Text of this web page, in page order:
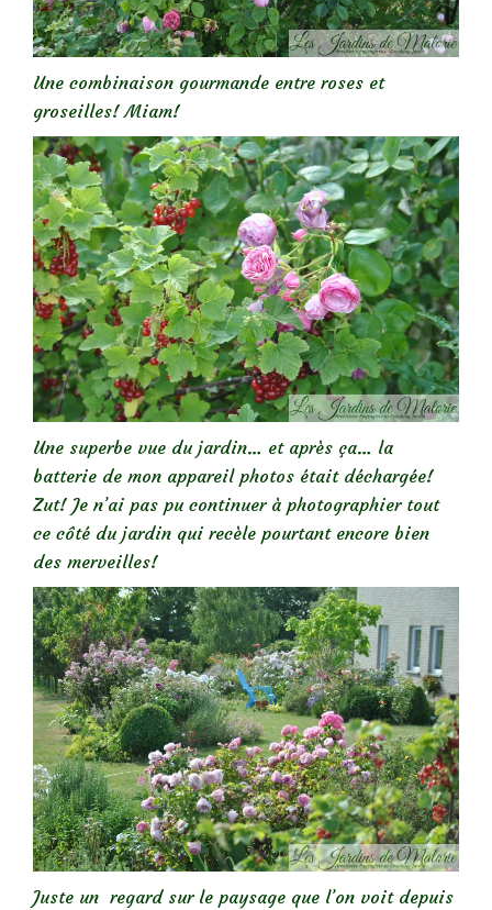
Une combinaison gourmande entre roses et
groseilles! Miam!
Une superbe vue du jardin… et après ça… la
batterie de mon appareil photos était déchargée!
Zut! Je n’ai pas pu continuer à photographier tout
ce côté du jardin qui recèle pourtant encore bien
des merveilles!
Juste un regard sur le paysage que l’on voit depuis